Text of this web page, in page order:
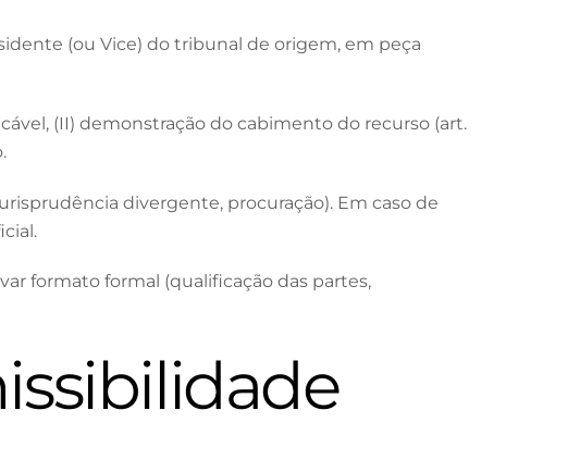
(ou Vice) do tribunal de origem, em peça
(II) demonstração do cabimento do recurso (art.
divergente, procuração). Em caso de
formato formal (qualificação das partes,